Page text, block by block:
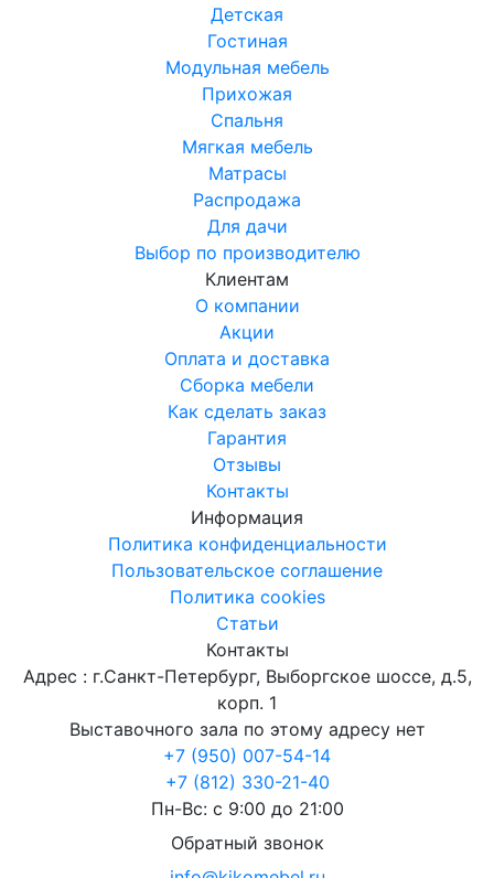
Детская
Гостиная
Модульная мебель
Прихожая
Спальня
Мягкая мебель
Матрасы
Распродажа
Для дачи
Выбор по производителю
Клиентам
О компании
Акции
Оплата и доставка
Сборка мебели
Как сделать заказ
Гарантия
Отзывы
Контакты
Информация
Политика конфиденциальности
Пользовательское соглашение
Политика cookies
Статьи
Контакты
Адрес : г.Санкт-Петербург, Выборгское шоссе, д.5,
корп. 1
Выставочного зала по этому адресу нет
+7 (950) 007-54-14
+7 (812) 330-21-40
Пн-Вс: с 9:00 до 21:00
Обратный звонок